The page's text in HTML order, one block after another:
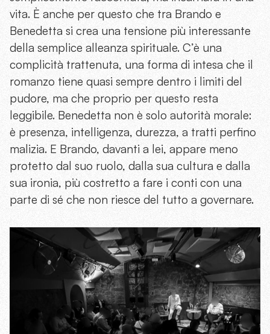
vita. È anche per questo che tra Brando e
Benedetta si crea una tensione più interessante
della semplice alleanza spirituale. C’è una
complicità trattenuta, una forma di intesa che il
romanzo tiene quasi sempre dentro i limiti del
pudore, ma che proprio per questo resta
leggibile. Benedetta non è solo autorità morale:
è presenza, intelligenza, durezza, a tratti perfino
malizia. E Brando, davanti a lei, appare meno
protetto dal suo ruolo, dalla sua cultura e dalla
sua ironia, più costretto a fare i conti con una
parte di sé che non riesce del tutto a governare.